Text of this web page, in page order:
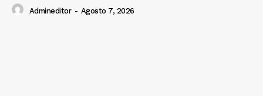
Admineditor - Agosto 7, 2026